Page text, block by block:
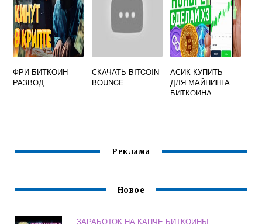
ФРИ БИТКОИН
РАЗВОД
СКАЧАТЬ BITCOIN
BOUNCE
АСИК КУПИТЬ
ДЛЯ МАЙНИНГА
БИТКОИНА
Реклама
Новое
ЗАРАБОТОК НА КАПЧЕ БИТКОИНЫ